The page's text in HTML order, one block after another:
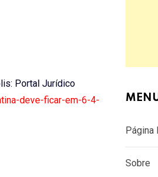
Portal Jurídico
deve-ficar-em-6-4-
Página
Sobre